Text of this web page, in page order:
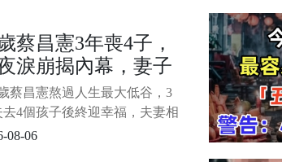
永旺夢樂城熊本」商場在地
發生爆炸，7名員工遇難。 其中
死者，是年僅22歲的女店員大
瑠美。 1
蔡昌憲3年喪4子，
淚崩揭內幕，妻子
特殊癖好太驚人
蔡昌憲熬過人生最大低谷，3
去4個孩子後終迎幸福，夫妻相
節曝光讓人淚目 娛樂圈裡，有
08-06